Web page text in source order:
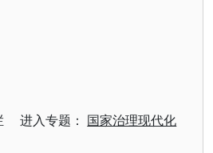
进入专题： 国家治理现代化